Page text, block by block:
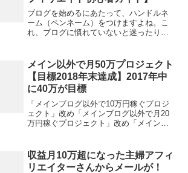
ブログを始めるにあたって、ハンドルネ
ーム（ペンネーム）をつけますよね。こ
れ、ブログに慣れていないと迷ったり、
すめするのは「本名っぽいけど本名では
ないっぽい、普通の名前」...
メイン以外で月50万プロジェクト
【目標2018年末達成】2017年中
に40万が目標
「メインブログ以外で10万円稼ぐプロジ
ェクト」改め「メインブログ以外で月20
万円稼ぐプロジェクト」改め「メインブ
し、今年中にできれば40万にのせたい。
（この２年、1...
収益月10万超になった主婦アフィ
リエイターさんからメールが！